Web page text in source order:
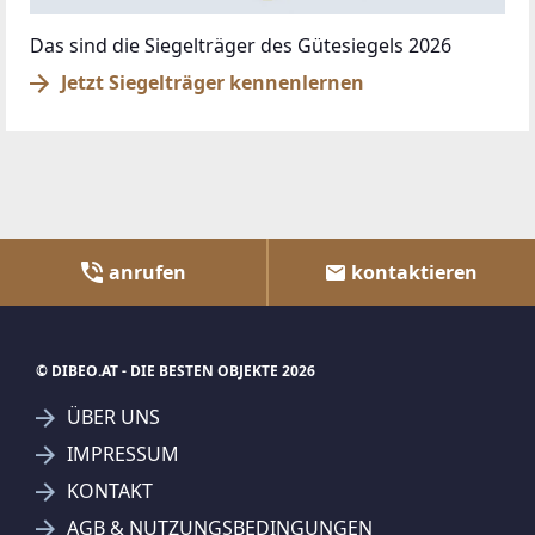
Das sind die Siegelträger des Gütesiegels 2026
Jetzt Siegelträger kennenlernen
anrufen kontaktieren
© DIBEO.AT - DIE BESTEN OBJEKTE 2026
ÜBER UNS
IMPRESSUM
KONTAKT
AGB & NUTZUNGSBEDINGUNGEN